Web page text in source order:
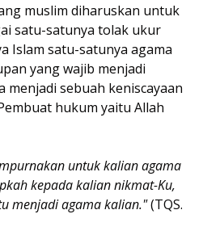
muslim diharuskan untuk
satu-satunya tolak ukur
Islam satu-satunya agama
yang wajib menjadi
menjadi sebuah keniscayaan
hukum yaitu Allah
untuk kalian agama
kepada kalian nikmat-Ku,
menjadi agama kalian."(TQS.